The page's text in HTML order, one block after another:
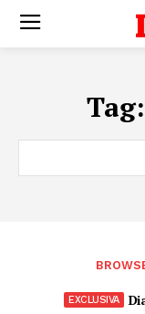
Tag: